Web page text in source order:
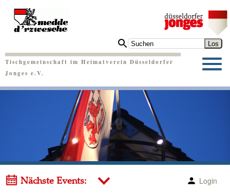
Tischgemeinschaft im Heimatverein Düsseldorfer
Jonges e.V.
Login
Nächste Events: